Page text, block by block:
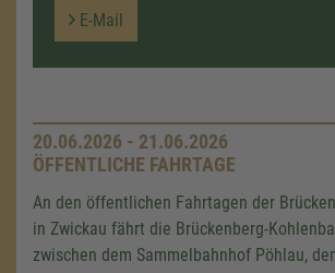
E-Mail
20.06.2026 - 21.06.2026
ÖFFENTLICHE FAHRTAGE
An den öffentlichen Fahrtagen der
in Zwickau fährt die Brückenberg-
zwischen dem Sammelbahnhof Pöhlau,